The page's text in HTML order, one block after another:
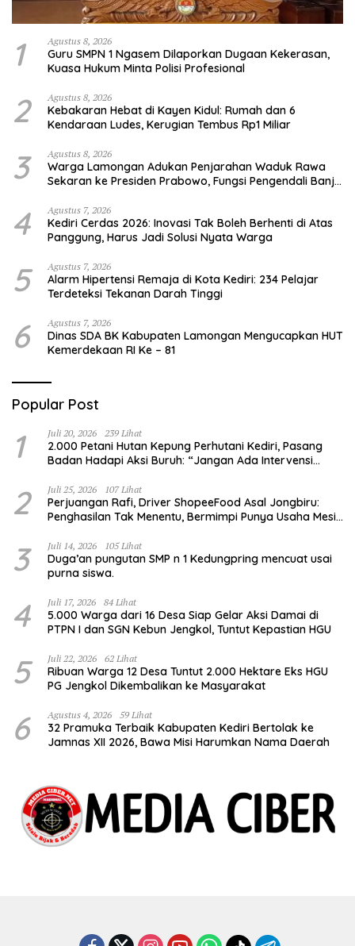
1 Agustus 8, 2026
Guru SMPN 1 Ngasem Dilaporkan Dugaan Kekerasan,
Kuasa Hukum Minta Polisi Profesional
2 Agustus 8, 2026
Kebakaran Hebat di Kayen Kidul: Rumah dan 6
Kendaraan Ludes, Kerugian Tembus Rp1 Miliar
3 Agustus 8, 2026
Warga Lamongan Adukan Penjarahan Waduk Rawa
Sekaran ke Presiden Prabowo, Fungsi Pengendali Banjir
4 Agustus 7, 2026
Kediri Cerdas 2026: Inovasi Tak Boleh Berhenti di Atas
Panggung, Harus Jadi Solusi Nyata Warga
5 Agustus 7, 2026
Alarm Hipertensi Remaja di Kota Kediri: 234 Pelajar
Terdeteksi Tekanan Darah Tinggi
6 Agustus 7, 2026
Dinas SDA BK Kabupaten Lamongan Mengucapkan HUT
Kemerdekaan RI Ke – 81
Popular Post
1 Juli 20, 2026 239 Lihat
2.000 Petani Hutan Kepung Perhutani Kediri, Pasang
Badan Hadapi Aksi Buruh: “Jangan Ada Intervensi
2 Juli 25, 2026 107 Lihat
Perjuangan Rafi, Driver ShopeeFood Asal Jongbiru:
Penghasilan Tak Menentu, Bermimpi Punya Usaha Mesin
3 Juli 14, 2026 105 Lihat
Duga’an pungutan SMP n 1 Kedungpring mencuat usai
purna siswa.
4 Juli 17, 2026 84 Lihat
5.000 Warga dari 16 Desa Siap Gelar Aksi Damai di
PTPN I dan SGN Kebun Jengkol, Tuntut Kepastian HGU
5 Juli 22, 2026 62 Lihat
Ribuan Warga 12 Desa Tuntut 2.000 Hektare Eks HGU
PG Jengkol Dikembalikan ke Masyarakat
6 Agustus 4, 2026 59 Lihat
32 Pramuka Terbaik Kabupaten Kediri Bertolak ke
Jamnas XII 2026, Bawa Misi Harumkan Nama Daerah